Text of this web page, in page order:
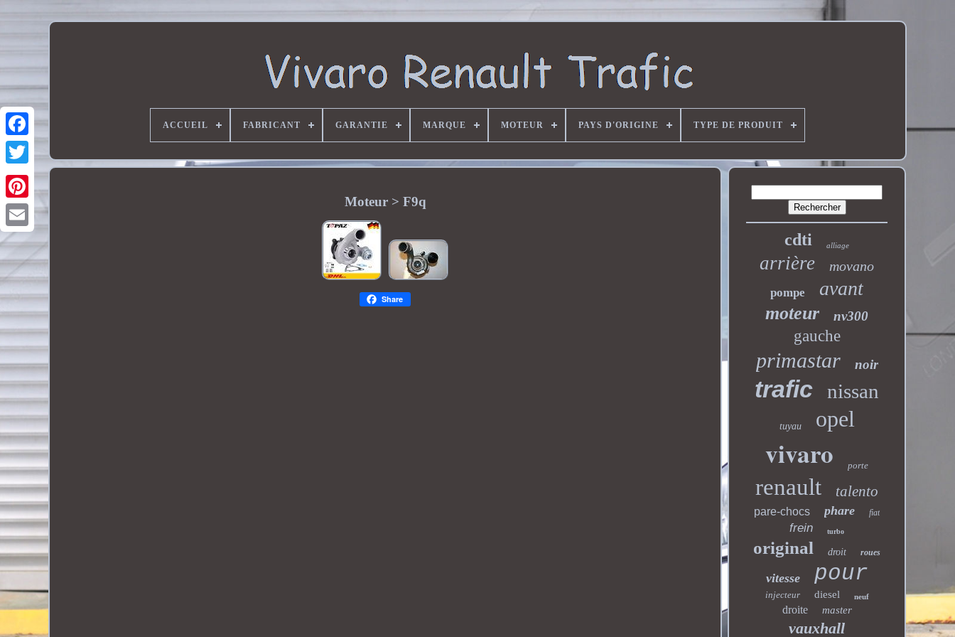
ACCUEIL FABRICANT GARANTIE MARQUE MOTEUR PAYS D'ORIGINE TYPE DE PRODUIT
Moteur > F9q
Share
cdti alliage
arrière movano
pompe avant
moteur nv300
gauche
primastar noir
trafic nissan
tuyau opel
vivaro porte
renault talento
pare-chocs phare fiat
frein turbo
original droit roues
vitesse pour
injecteur diesel neuf
droite master
vauxhall